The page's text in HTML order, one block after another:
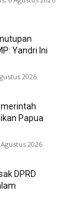
Yandri Ini
2026
Papua
2026
DPRD